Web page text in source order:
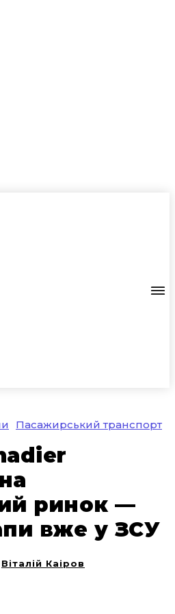
Пасажирський транспорт
ринок —
вже у ЗСУ
Віталій Каіров